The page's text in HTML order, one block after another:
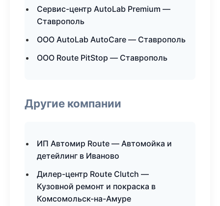
Сервис-центр AutoLab Premium —
Ставрополь
ООО AutoLab AutoCare — Ставрополь
ООО Route PitStop — Ставрополь
Другие компании
ИП Автомир Route — Автомойка и
детейлинг в Иваново
Дилер-центр Route Clutch —
Кузовной ремонт и покраска в
Комсомольск-на-Амуре